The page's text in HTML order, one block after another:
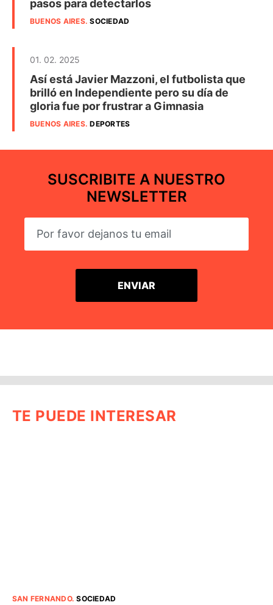
pasos para detectarlos
BUENOS AIRES.SOCIEDAD
01. 02. 2025
Así está Javier Mazzoni, el futbolista que
brilló en Independiente pero su día de
gloria fue por frustrar a Gimnasia
BUENOS AIRES.DEPORTES
SUSCRIBITE A NUESTRO
NEWSLETTER
TE PUEDE INTERESAR
SAN FERNANDO.SOCIEDAD